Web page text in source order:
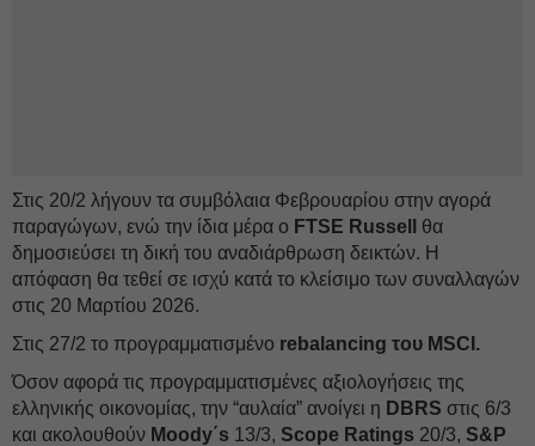
Στις 20/2 λήγουν τα συμβόλαια Φεβρουαρίου στην αγορά
παραγώγων, ενώ την ίδια μέρα ο FTSE Russell
θα
δημοσιεύσει τη δική του αναδιάρθρωση δεικτών. Η
απόφαση θα τεθεί σε ισχύ κατά το κλείσιμο των συναλλαγών
στις 20 Μαρτίου 2026.
Στις 27/2 το προγραμματισμένο rebalancing του MSCI.
Όσον αφορά τις προγραμματισμένες αξιολογήσεις της
ελληνικής οικονομίας, την “αυλαία” ανοίγει η DBRS στις 6/3
και ακολουθούν Moody΄s 13/3, Scope Ratings 20/3, S&P